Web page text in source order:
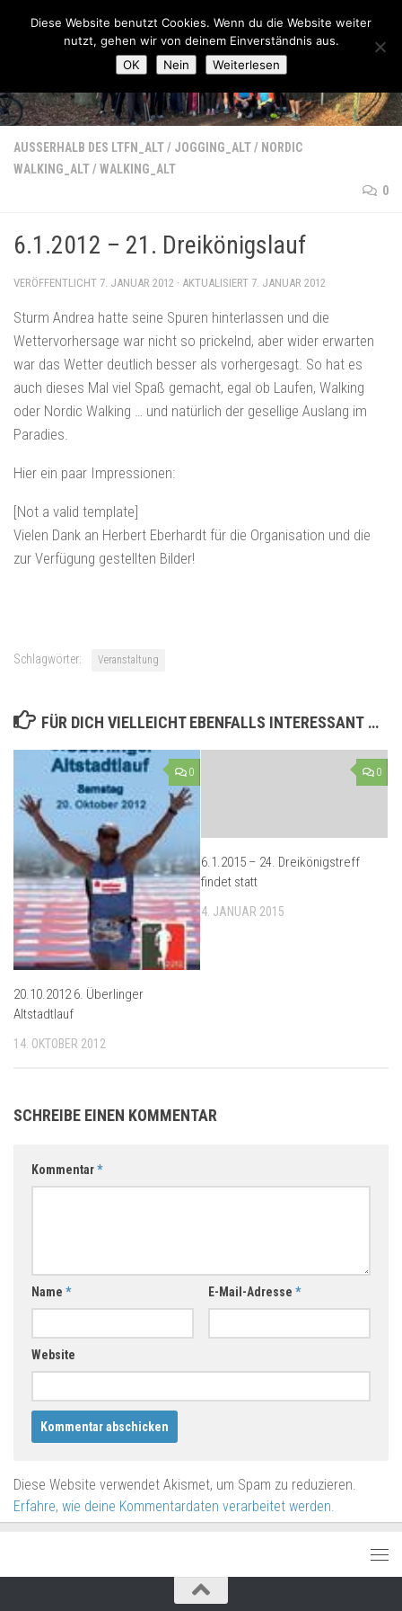
Zum Inhalt springen
Lauftreff-FN
AUSSERHALB DES LTFN_ALT / JOGGING_ALT/ NORDIC
WALKING_ALT/ WALKING_ALT
0
6.1.2012 – 21. Dreikönigslauf
VERÖFFENTLICHT 7. JANUAR 2012 · AKTUALISIERT 7. JANUAR 2012
Sturm Andrea hatte seine Spuren hinterlassen und die
Wettervorhersage war nicht so prickelnd, aber wider erwarten
war das Wetter deutlich besser als vorhergesagt. So hat es
auch dieses Mal viel Spaß gemacht, egal ob Laufen, Walking
oder Nordic Walking … und natürlich der gesellige Auslang im
Paradies.
Hier ein paar Impressionen:
[Not a valid template]
Vielen Dank an Herbert Eberhardt für die Organisation und die
zur Verfügung gestellten Bilder!
Schlagwörter: Veranstaltung
FÜR DICH VIELLEICHT EBENFALLS INTERESSANT …
0
20.10.2012 6. Überlinger
Altstadtlauf
14. OKTOBER 2012
0
6.1.2015 – 24. Dreikönigstreff
findet statt
4. JANUAR 2015
SCHREIBE EINEN KOMMENTAR
Kommentar*
Name * E-Mail-Adresse *
Website
Diese Website verwendet Akismet, um Spam zu reduzieren.
Erfahre, wie deine Kommentardaten verarbeitet werden.
Diese Website benutzt Cookies. Wenn du die Website weiter
nutzt, gehen wir von deinem Einverständnis aus.
OK
Nein Weiterlesen